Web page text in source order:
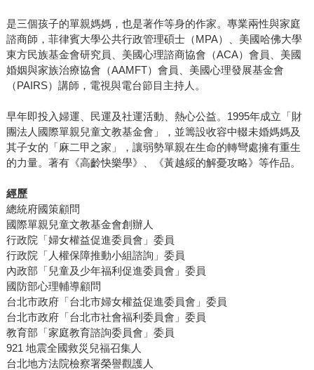
是三個孩子的單親媽媽，也是著作等身的作家。專業兩性與家庭
諮商師，菲律賓大學公共行政管理碩士（MPA）、美國哈佛大學
東方民族基金會研究員、美國心理諮商協會（ACA）會員、美國
婚姻與家族治療協會（AAMFT）會員、美國心理發展基金會
（PAIRS）講師，電視與電台節目主持人。
早年即投入婦運、民運及社運活動、熱心公益。1995年成立「財
團法人國際單親兒童文教基金會」，並籌設收容中輟未婚媽媽及
其子女的「麻二甲之家」，讓弱勢單親在生命的轉彎處擁有重生
的力量。著有《高齡快樂學》、《黃越綏的解憂攻略》等作品。
經歷
總統府國策顧問
國際單親兒童文教基金會創辦人
行政院「婦女權益促進委員會」委員
行政院「人權保障推動小組諮詢」委員
內政部「兒童及少年福利促進委員會」委員
國防部心理輔導顧問
台北市政府「台北市婦女權益促進委員會」委員
台北市政府「台北市社會福利委員會」委員
教育部「家庭教育諮詢委員會」委員
921 地震全國救災兒福召集人
台北地方法院檢察署榮譽觀護人